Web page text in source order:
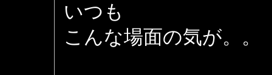
いつも
こんな場面の気が。。